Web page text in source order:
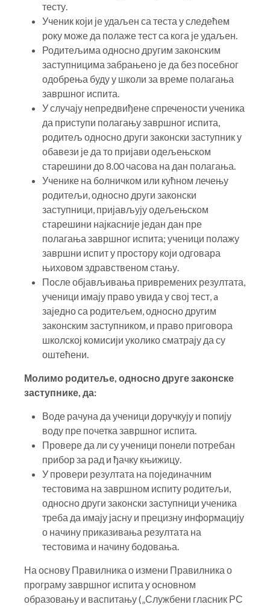
тесту.
Ученик који је удаљен са теста у следећем
року може да полаже тест са кога је удаљен.
Родитељима односно другим законским
заступницима забрањено је да без посебног
одобрења буду у школи за време полагања
завршног испита.
У случају непредвиђене спречености ученика
да приступи полагању завршног испита,
родитељ односно други законски заступник у
обавези је да то пријави одељењском
старешини до 8.00 часова на дан полагања.
Ученике на болничком или кућном лечењу
родитељи, односно други законски
заступници, пријављују одељењском
старешини најкасније један дан пре
полагања завршног испита; ученици полажу
завршни испит у простору који одговара
њиховом здравственом стању.
После објављивања привремених резултата,
ученици имају право увида у свој тест, a
заједно са родитељем, односно другим
законским заступником, и право приговора
школској комисији уколико сматрају да су
оштећени.
Молимо родитеље, односно друге законске
заступнике, да:
Воде рачуна да ученици доручкују и попију
воду пре почетка завршног испита.
Провере да ли су ученици понели потребан
прибор за рад и ђачку књижицу.
У провери резултата на појединачним
тестовима на завршном испиту родитељи,
односно други законски заступници ученика
треба да имају јасну и прецизну информацију
о начину приказивања резултата на
тестовима и начину бодовања.
На основу Правилника о измени Правилника о
програму завршног испита у основном
образовању и васпитању („Службени гласник РС